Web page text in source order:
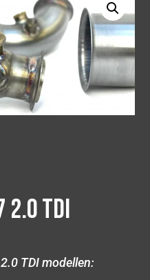
TDI
TDI modellen: